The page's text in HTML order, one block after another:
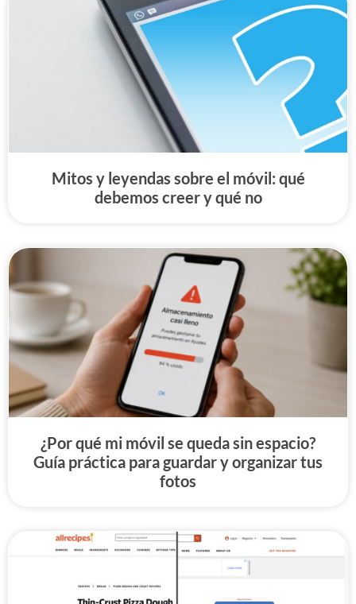
Mitos y leyendas sobre el móvil: qué
debemos creer y qué no
¿Por qué mi móvil se queda sin espacio?
Guía práctica para guardar y organizar tus
fotos